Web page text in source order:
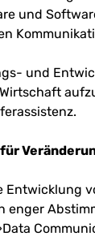
und
und
Entwicklung
enger